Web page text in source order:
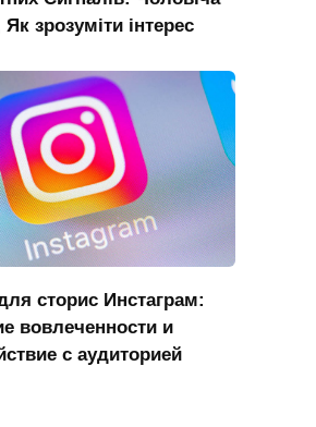
зрозуміти інтерес
сторис Инстаграм:
вовлеченности и
с аудиторией